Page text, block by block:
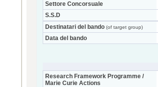
Settore Concorsuale
S.S.D
Destinatari del bando (of target group)
Data del bando
Research Framework Programme /
Marie Curie Actions